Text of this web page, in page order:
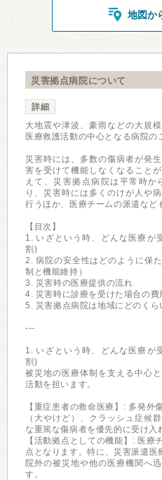
地図か
災害拠点病院について
詳細
大地震や津波、豪雨などの大規
医療救護活動の中心となる病院の
災害時には、多数の傷病者が発
害を受けて機能しなくなること
えて、災害拠点病院は平常時か
り、災害時には多くのけが人や
行うほか、医療チームの派遣など
【目次】
1. いざという時、どんな医療が
割)
2. 病院の安全性はどのように保
制と機能維持）
3. 災害時の医療提供の流れ
4. 災害時に診療を受けた場合の費
5. 災害拠点病院は地域にどのくら
---
1. いざという時、どんな医療が
割)
被災地の医療体制を支える中心
活動を担います。
【重症患者の救命医療】: 多発外
（大やけど）、クラッシュ症候
な重篤な傷病者を優先的に受け入
【活動拠点としての機能】: 医療
点となります。特に、災害派遣医
院外の被災地や他の医療機関へ
す。